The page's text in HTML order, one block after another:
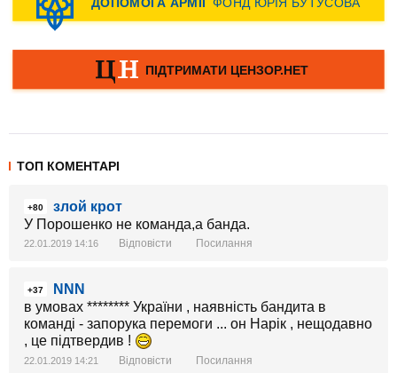
ТОП КОМЕНТАРІ
+80
злой крот
У Порошенко не команда,а банда.
22.01.2019 14:16 Відповісти Посилання
+37
NNN
в умовах ******** України , наявність бандита в
команді - запорука перемоги ... он Нарік , нещодавно
, це підтвердив !
22.01.2019 14:21 Відповісти Посилання